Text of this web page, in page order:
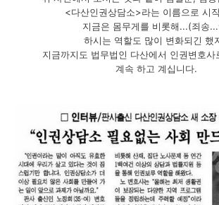
<다산인권상담소>라는 이름으로 시
지금은 몸무게를 비롯해...(죄송
하시는 역할도 많이 변화되긴 했
지금까지도 법무법인 다산에서 인권변호사
계속 하고 계십니다.